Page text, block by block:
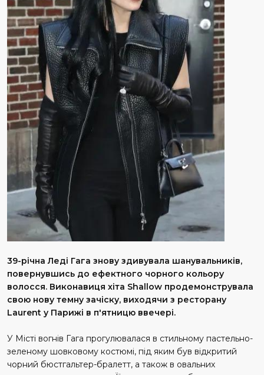
39-річна Леді Гага знову здивувала шанувальників,
повернувшись до ефектного чорного кольору
волосся. Виконавиця хіта Shallow продемонструвала
свою нову темну зачіску, виходячи з ресторану
Laurent у Парижі в п'ятницю ввечері.
У Місті вогнів Гага прогулювалася в стильному пастельно-
зеленому шовковому костюмі, під яким був відкритий
чорний бюстгальтер-бралетт, а також в овальних